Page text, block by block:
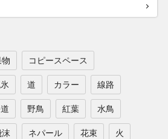
コピースペース
道 カラー 線路
野鳥 紅葉 水鳥
沫 ネパール 花束 火